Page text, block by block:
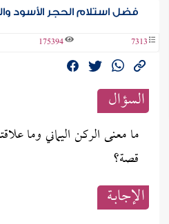
فضل استلام الحجر الأسود
7313
175394
السؤال
ما معنى الركن اليماني وما
قصة؟
الإجابــة